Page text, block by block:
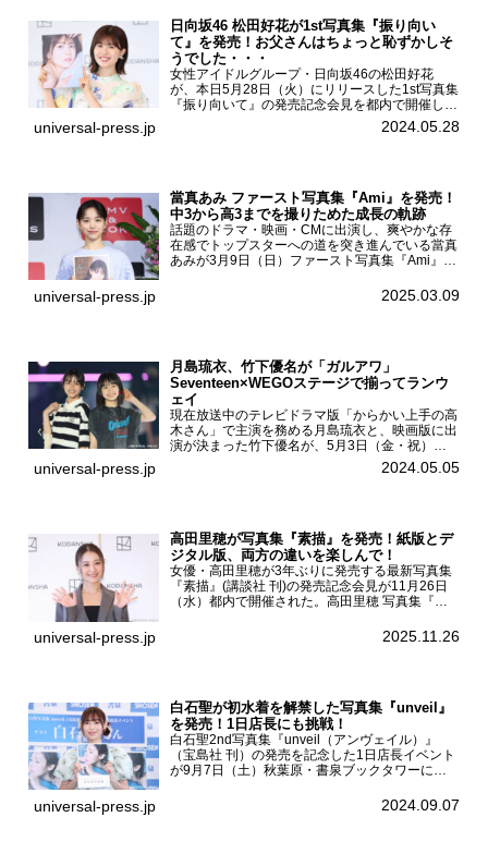
日向坂46 松田好花が1st写真集『振り向い
て』を発売！お父さんはちょっと恥ずかしそ
うでした・・・
女性アイドルグループ・日向坂46の松田好花
が、本日5月28日（火）にリリースした1st写真集
『振り向いて』の発売記念会見を都内で開催し
た。日向坂46 松田好花1st写真集『振り向いて』
発売記念会見写真集では日向坂46の松田好花を
universal-press.jp 2024.05.28
當真あみ ファースト写真集『Ami』を発売！
中3から高3までを撮りためた成長の軌跡
話題のドラマ・映画・CMに出演し、爽やかな存
在感でトップスターへの道を突き進んでいる當真
あみが3月9日（日）ファースト写真集『Ami』
BOOKS SHIBUYAで開催した。當真あみファース
universal-press.jp 2025.03.09
月島琉衣、竹下優名が「ガルアワ」
Seventeen×WEGOステージで揃ってランウ
ェイ
現在放送中のテレビドラマ版「からかい上手の高
木さん」で主演を務める月島琉衣と、映画版に出
演が決まった竹下優名が、5月3日（金・祝）東
京・国立代々木競技場第一体育館で開催されたフ
ァッション&音楽イベント『Rakuten GirlsAward
universal-press.jp 2024.05.05
高田里穂が写真集『素描』を発売！紙版とデ
ジタル版、両方の違いを楽しんで！
女優・高田里穂が3年ぶりに発売する最新写真集
『素描』(講談社 刊)の発売記念会見が11月26日
（水）都内で開催された。高田里穂 写真集『素
あなたです』(読売テレビ)に出演するなど女優と
universal-press.jp 2025.11.26
白石聖が初水着を解禁した写真集『unveil』
を発売！1日店長にも挑戦！
白石聖2nd写真集『unveil（アンヴェイル）』
（宝島社 刊）の発売を記念した1日店長イベント
が9月7日（土）秋葉原・書泉ブックタワーにて
を記念し1日店長イベントを開催した本写真集は
universal-press.jp 2024.09.07